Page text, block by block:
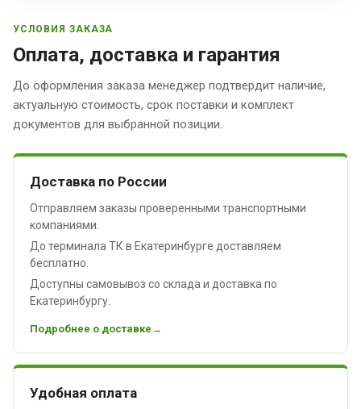
УСЛОВИЯ ЗАКАЗА
Оплата, доставка и гарантия
До оформления заказа менеджер подтвердит наличие,
актуальную стоимость, срок поставки и комплект
документов для выбранной позиции.
Доставка по России
Отправляем заказы проверенными транспортными
компаниями.
До терминала ТК в Екатеринбурге доставляем
бесплатно.
Доступны самовывоз со склада и доставка по
Екатеринбургу.
Подробнее о доставке
Удобная оплата